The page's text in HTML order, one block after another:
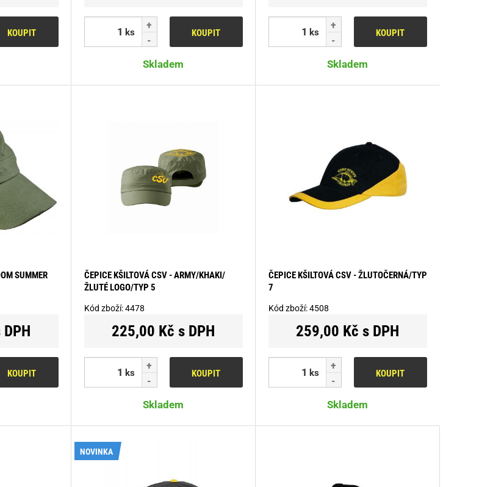
KOUPIT ks KOUPIT
Skladem
ks KOUPIT
Skladem
SUMMER
KOUPIT
ČEPICE KŠILTOVÁ CSV - ARMY/KHAKI/
ŽLUTÉ LOGO/TYP 5
Kód zboží:4478
225,00 Kč s DPH
ks KOUPIT
Skladem
ČEPICE KŠILTOVÁ CSV - ŽLUTOČERNÁ/TYP
7
Kód zboží:4508
259,00 Kč s DPH
ks KOUPIT
Skladem
NOVINKA